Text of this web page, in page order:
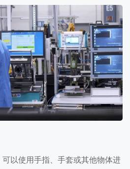
以使用手指、手套或其他物体进